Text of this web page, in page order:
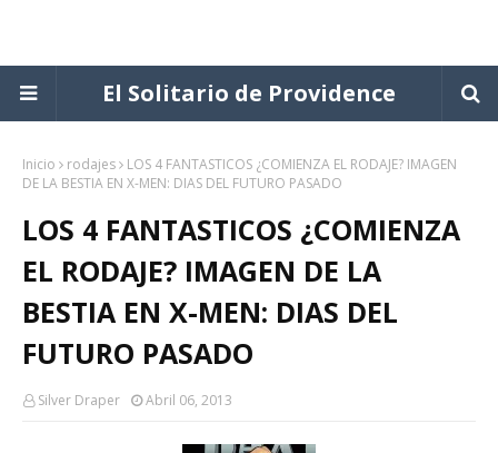
El Solitario de Providence
Inicio rodajes
LOS 4 FANTASTICOS ¿COMIENZA EL RODAJE? IMAGEN
DE LA BESTIA EN X-MEN: DIAS DEL FUTURO PASADO
LOS 4 FANTASTICOS ¿COMIENZA
EL RODAJE? IMAGEN DE LA
BESTIA EN X-MEN: DIAS DEL
FUTURO PASADO
Silver Draper Abril 06, 2013